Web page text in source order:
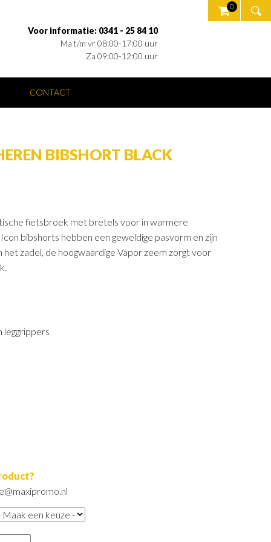
Voor informatie: 0341 - 25 84 10
Ma t/m vr 08:00-17:00 uur
Za 09:00-12:00 uur
0
CONTACT
BIBSHORT BLACK
fietsbroek met bretels voor in warmere
bibshorts hebben een geweldige pasvorm en zijn
zadel, de hoogwaardige Vapor zeem zorgt voor
leggrippers